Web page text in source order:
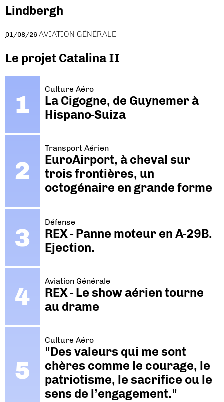
Lindbergh
01/08/26 AVIATION GÉNÉRALE
Le projet Catalina II
Culture Aéro
La Cigogne, de Guynemer à
Hispano-Suiza
Transport Aérien
EuroAirport, à cheval sur
trois frontières, un
octogénaire en grande forme
Défense
REX - Panne moteur en A-29B.
Ejection.
Aviation Générale
REX - Le show aérien tourne
au drame
Culture Aéro
"Des valeurs qui me sont
chères comme le courage, le
patriotisme, le sacrifice ou le
sens de l’engagement."